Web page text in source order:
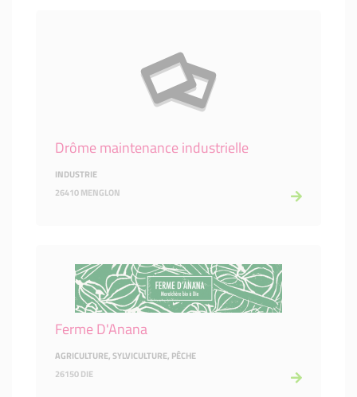
Drôme maintenance industrielle
INDUSTRIE
26410 MENGLON
Ferme D'Anana
AGRICULTURE, SYLVICULTURE, PÊCHE
26150 DIE